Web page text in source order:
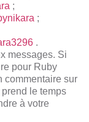
;
;
.
messages. Si
pour Ruby
commentaire sur
le temps
à votre